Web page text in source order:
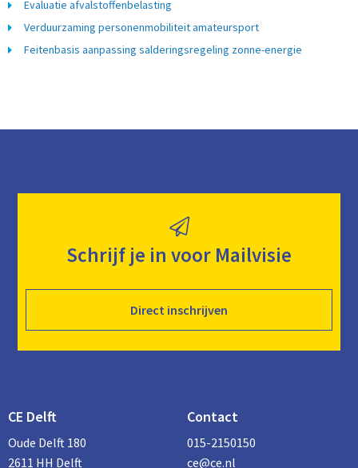
Evaluatie afvalstoffenbelasting
Verduurzaming personenmobiliteit amateursport
Feitenbasis aanpassing salderingsregeling zonne-energie
Schrijf je in voor Mailvisie
Direct inschrijven
CE Delft
Oude Delft 180
2611 HH Delft
Contact
015-2150150
ce@ce.nl